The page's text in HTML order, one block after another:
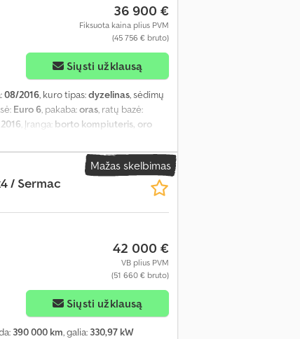
36 900 €
Fiksuota kaina plius PVM
(45 756 € bruto)
Siųsti užklausą
08/2016, kuro tipas:dyzelinas, sėdimų
Euro 6, pakaba:oras, ratų bazė:
2016, Įranga: borto kompiuteris, oro
Mažas skelbimas
/ Sermac
42 000 €
VB plius PVM
(51 660 € bruto)
Siųsti užklausą
390 000 km, galia: 330,97 kW